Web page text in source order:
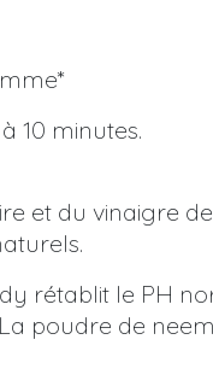
10 minutes.
et du vinaigre
rétablit le PH
poudre de